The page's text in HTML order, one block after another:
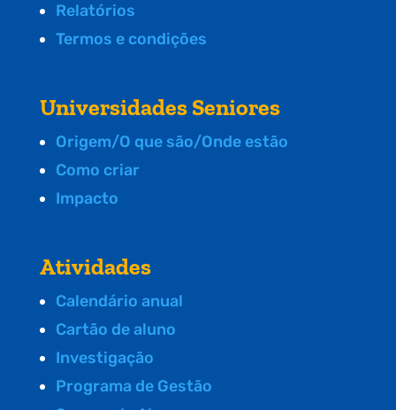
Relatórios
Termos e condições
Universidades Seniores
Origem/O que são/Onde estão
Como criar
Impacto
Atividades
Calendário anual
Cartão de aluno
Investigação
Programa de Gestão